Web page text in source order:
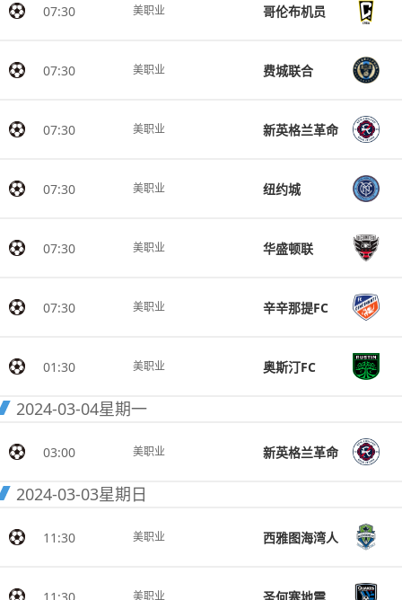
07:30 美职业 哥伦布机员
07:30 美职业 费城联合
07:30 美职业 新英格兰革命
07:30 美职业 纽约城
07:30 美职业 华盛顿联
07:30 美职业 辛辛那提FC
01:30 美职业 奥斯汀FC
2024-03-04星期一
03:00 美职业 新英格兰革命
2024-03-03星期日
11:30 美职业 西雅图海湾人
11:30 美职业 圣何塞地震